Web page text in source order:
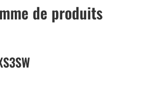
de produits